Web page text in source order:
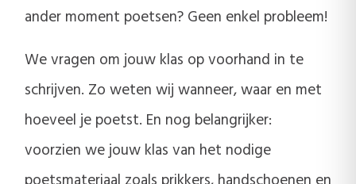
ander moment poetsen? Geen enkel probleem!
We vragen om jouw klas op voorhand in te
schrijven. Zo weten wij wanneer, waar en met
hoeveel je poetst. En nog belangrijker:
voorzien we jouw klas van het nodige